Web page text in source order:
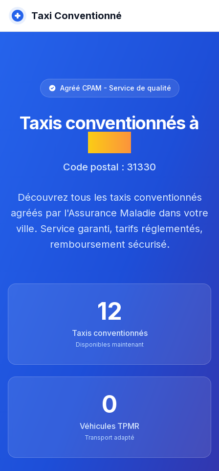
Taxi Conventionné
Agréé CPAM - Service de qualité
Taxis conventionnés à
Code postal : 31330
Découvrez tous les taxis conventionnés
agréés par l'Assurance Maladie dans votre
ville. Service garanti, tarifs réglementés,
remboursement sécurisé.
12
Taxis conventionnés
Disponibles maintenant
0
Véhicules TPMR
Transport adapté